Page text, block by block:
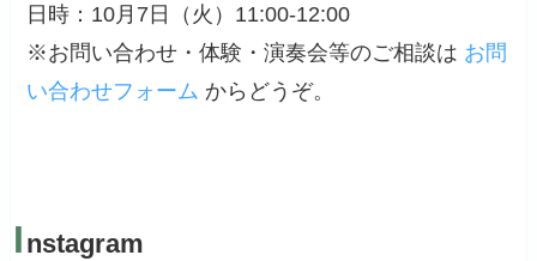
日時：10月7日（火）11:00-12:00
※お問い合わせ・体験・演奏会等のご相談は お問
い合わせフォーム からどうぞ。
I nstagram